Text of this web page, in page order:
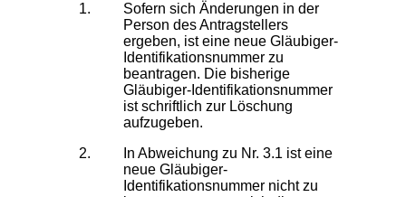
Sofern sich Änderungen in der
Person des Antragstellers
ergeben, ist eine neue Gläubiger-
Identifikationsnummer zu
beantragen. Die bisherige
Gläubiger-Identifikationsnummer
ist schriftlich zur Löschung
aufzugeben.
In Abweichung zu Nr. 3.1 ist eine
neue Gläubiger-
Identifikationsnummer nicht zu